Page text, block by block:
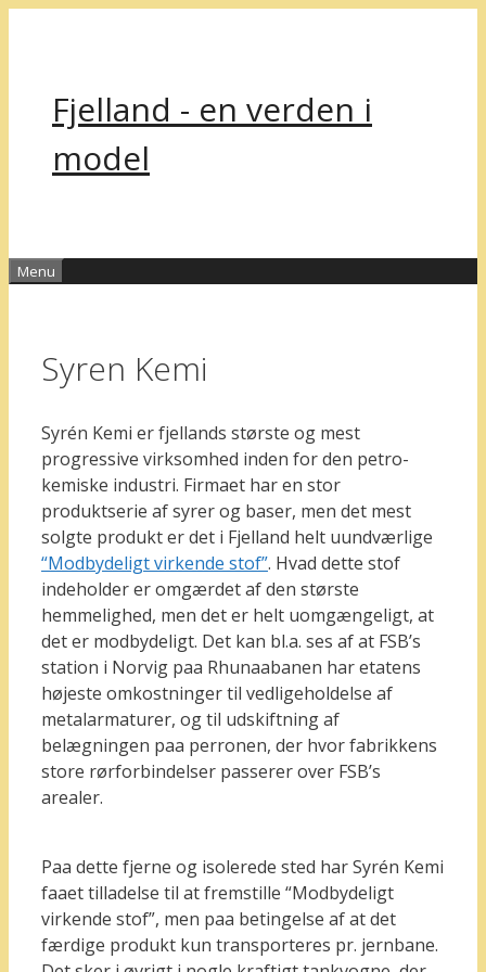
Fjelland - en verden i
model
Menu
Syren Kemi
Syrén Kemi er fjellands største og mest
progressive virksomhed inden for den petro-
kemiske industri. Firmaet har en stor
produktserie af syrer og baser, men det mest
solgte produkt er det i Fjelland helt uundværlige
“Modbydeligt virkende stof”. Hvad dette stof
indeholder er omgærdet af den største
hemmelighed, men det er helt uomgængeligt, at
det er modbydeligt. Det kan bl.a. ses af at FSB’s
station i Norvig paa Rhunaabanen har etatens
højeste omkostninger til vedligeholdelse af
metalarmaturer, og til udskiftning af
belægningen paa perronen, der hvor fabrikkens
store rørforbindelser passerer over FSB’s
arealer.
Paa dette fjerne og isolerede sted har Syrén Kemi
faaet tilladelse til at fremstille “Modbydeligt
virkende stof”, men paa betingelse af at det
færdige produkt kun transporteres pr. jernbane.